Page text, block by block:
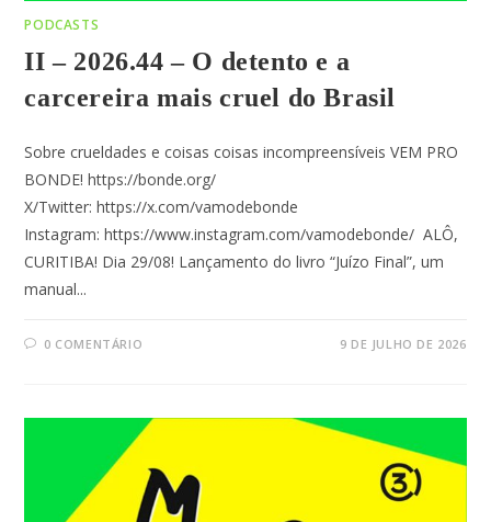
PODCASTS
II – 2026.44 – O detento e a
carcereira mais cruel do Brasil
Sobre crueldades e coisas coisas incompreensíveis VEM PRO
BONDE! https://bonde.org/
X/Twitter: https://x.com/vamodebonde
Instagram: https://www.instagram.com/vamodebonde/ ALÔ,
CURITIBA! Dia 29/08! Lançamento do livro “Juízo Final”, um
manual...
0 COMENTÁRIO 9 DE JULHO DE 2026